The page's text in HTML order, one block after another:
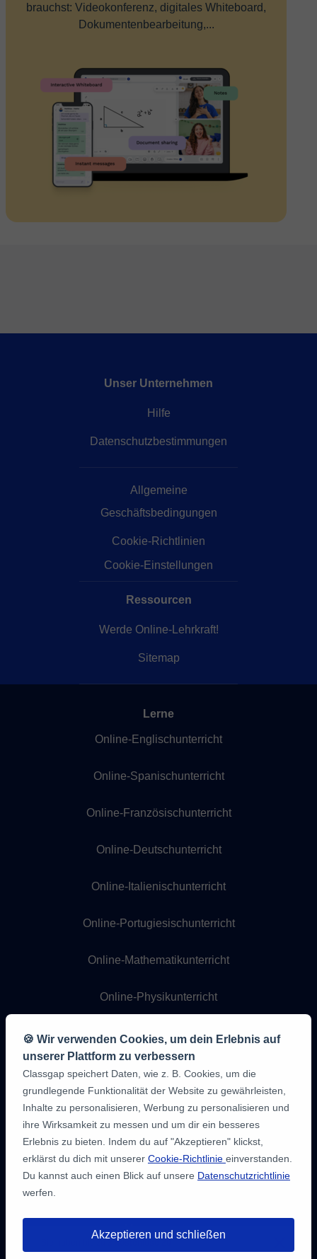
3 kostenlose 20-
brauchst: Videokonferenz, digitales Whiteboard,
Dokumentenbearbeitung,...
Unser Unternehmen
Hilfe
Datenschutzbestimmungen
Allgemeine
Geschäftsbedingungen
Cookie-Richtlinien
Cookie-Einstellungen
Ressourcen
Werde Online-Lehrkraft!
Sitemap
Lerne
Online-Englischunterricht
Online-Spanischunterricht
Online-Französischunterricht
Online-Deutschunterricht
Online-Italienischunterricht
Online-Portugiesischunterricht
Online-Mathematikunterricht
Online-Physikunterricht
Online-Chemieunterricht
Online-Programmierunterricht
Meinungen
der
Schüler:innen
🍪 Wir verwenden Cookies, um dein Erlebnis auf
unserer Plattform zu verbessern
Classgap speichert Daten, wie z. B. Cookies, um die
grundlegende Funktionalität der Website zu gewährleisten,
Inhalte zu personalisieren, Werbung zu personalisieren und
ihre Wirksamkeit zu messen und um dir ein besseres
Erlebnis zu bieten. Indem du auf "Akzeptieren" klickst,
erklärst du dich mit unserer Cookie-Richtlinie einverstanden.
Du kannst auch einen Blick auf unsere Datenschutzrichtlinie
werfen.
Akzeptieren und schließen